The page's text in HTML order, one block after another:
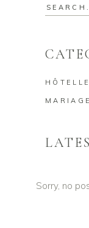
Search
MARIAGE
Sorry, no